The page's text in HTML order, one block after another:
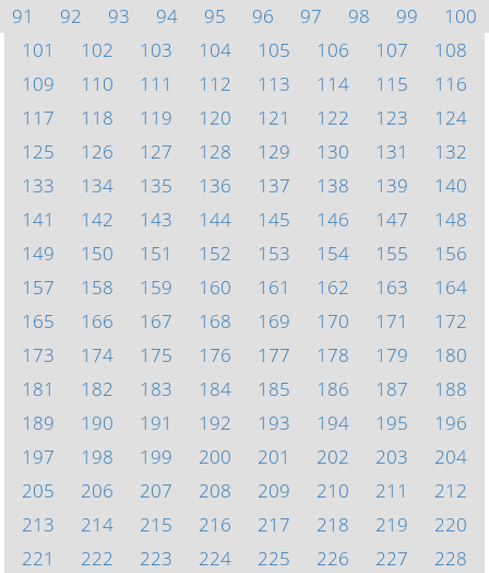
91
92 93 94 95 96 97 98 99
100
101
102 103 104 105 106 107
108
109
110 111 112 113 114 115
116
117
118 119 120 121 122 123
124
125
126 127 128 129 130 131
132
133
134 135 136 137 138 139
140
141
142 143 144 145 146 147
148
149
150 151 152 153 154 155
156
157
158 159 160 161 162 163
164
165
166 167 168 169 170 171
172
173
174 175 176 177 178 179
180
181
182 183 184 185 186 187
188
189
190 191 192 193 194 195
196
197
198 199 200 201 202 203
204
205
206 207 208 209 210 211
212
213
214 215 216 217 218 219
220
221
222 223 224 225 226 227
228